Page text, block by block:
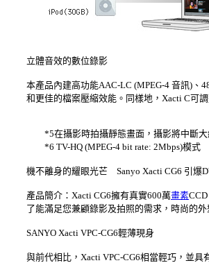
立體音效的數位錄影
本產品內建高功能AAC-LC (MPEG-4 音訊)、
和更佳的檔案壓縮效能。同樣地，Xacti C可
*5在攝影時拍攝靜態畫面，攝影將中斷大
*6 TV-HQ (MPEG-4 bit rate: 2Mbps)模式
機不離身的耀眼光芒 Sanyo Xacti CG6 引爆
產品簡介：Xacti CG6擁有真實600萬畫素
了能滿足您兼顧錄影及拍照的需求，時尚的
SANYO Xacti VPC-CG6輕薄現身
與前代相比，Xacti VPC-CG6相當輕巧，並